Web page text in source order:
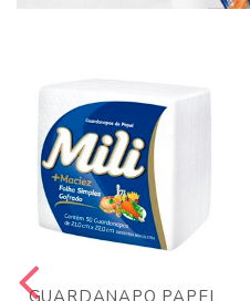
GUARDANAPO PAPEL